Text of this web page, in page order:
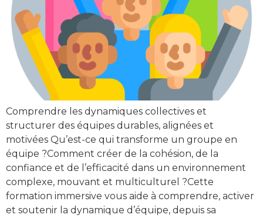
Comprendre les dynamiques collectives et
structurer des équipes durables, alignées et
motivées Qu’est-ce qui transforme un groupe en
équipe ?Comment créer de la cohésion, de la
confiance et de l’efficacité dans un environnement
complexe, mouvant et multiculturel ?Cette
formation immersive vous aide à comprendre, activer
et soutenir la dynamique d’équipe, depuis sa